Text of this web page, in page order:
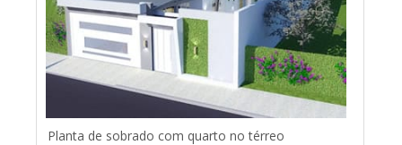
Planta de sobrado com quarto no térreo